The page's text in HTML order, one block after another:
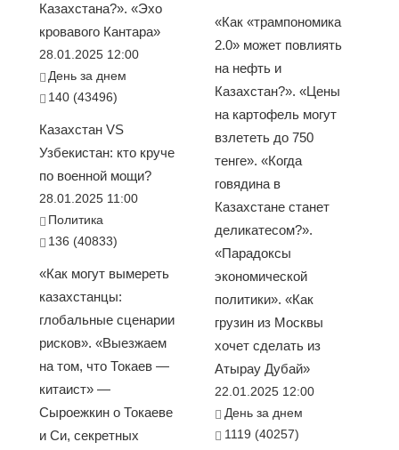
Казахстана?». «Эхо
кровавого Кантара»
28.01.2025 12:00
День за днем
140 (43496)
Казахстан VS
Узбекистан: кто круче
по военной мощи?
28.01.2025 11:00
Политика
136 (40833)
«Как могут вымереть
казахстанцы:
глобальные сценарии
рисков». «Выезжаем
на том, что Токаев —
китаист» —
Сыроежкин о Токаеве
и Си, секретных
«Как «трампономика
2.0» может повлиять
на нефть и
Казахстан?». «Цены
на картофель могут
взлететь до 750
тенге». «Когда
говядина в
Казахстане станет
деликатесом?».
«Парадоксы
экономической
политики». «Как
грузин из Москвы
хочет сделать из
Атырау Дубай»
22.01.2025 12:00
День за днем
1119 (40257)